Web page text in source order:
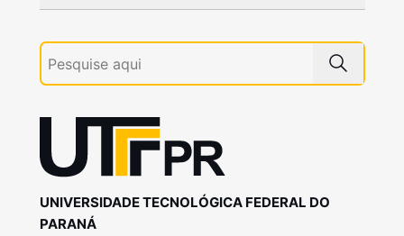
UNIVERSIDADE TECNOLÓGICA FEDERAL DO
PARANÁ